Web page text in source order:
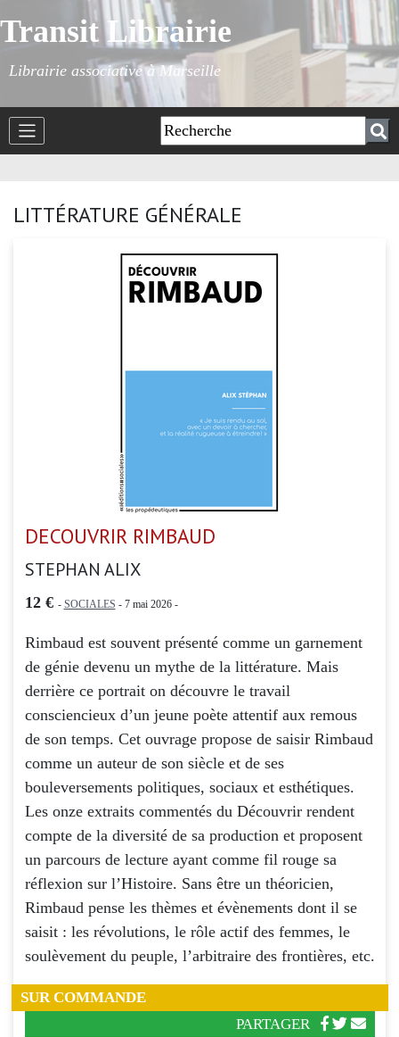
Transit Librairie
Librairie associative à Marseille
LITTÉRATURE GÉNÉRALE
DECOUVRIR RIMBAUD
STEPHAN ALIX
12 € - SOCIALES - 7 mai 2026 -
Rimbaud est souvent présenté comme un garnement
de génie devenu un mythe de la littérature. Mais
derrière ce portrait on découvre le travail
consciencieux d’un jeune poète attentif aux remous
de son temps. Cet ouvrage propose de saisir Rimbaud
comme un auteur de son siècle et de ses
bouleversements politiques, sociaux et esthétiques.
Les onze extraits commentés du Découvrir rendent
compte de la diversité de sa production et proposent
un parcours de lecture ayant comme fil rouge sa
réflexion sur l’Histoire. Sans être un théoricien,
Rimbaud pense les thèmes et évènements dont il se
saisit : les révolutions, le rôle actif des femmes, le
soulèvement du peuple, l’arbitraire des frontières, etc.
SUR COMMANDE
PARTAGER